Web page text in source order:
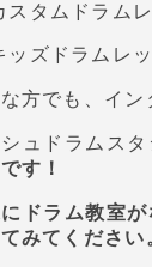
スタムドラム
ッズドラムレ
方でも、イン
ュドラムス
す！
ドラム教室
みてください